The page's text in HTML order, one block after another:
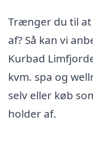
Trænger du til
af? Så kan vi
Kurbad
kvm. spa og
selv eller køb
holder af.